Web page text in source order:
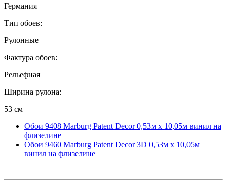
Германия
Тип обоев:
Рулонные
Фактура обоев:
Рельефная
Ширина рулона:
53 см
Обои 9408 Marburg Patent Decor 0,53м x 10,05м винил на
флизелине
Обои 9460 Marburg Patent Decor 3D 0,53м x 10,05м
винил на флизелине